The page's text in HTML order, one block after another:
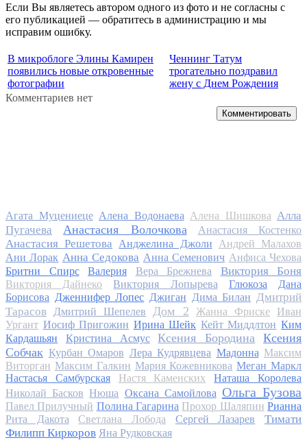
Если Вы являетесь автором одного из фото и не согласны с
его публикацией — обратитесь в администрацию и мы
исправим ошибку.
В микроблоге Элины Камирен
появились новые откровенные
фотографии
Ченнинг Татум
трогательно поздравил
жену с Днем Рождения
Комментариев нет
Комментировать
Агата Муцениеце Алена Водонаева Алена Шишкова Алла
Пугачева
Анастасия Волочкова Анастасия Костенко
Анастасия Решетова Анджелина Джоли
Андрей Малахов
Ани Лорак Анна Седокова Анна Семенович Анфиса Чехова
Бритни Спирс
Валерия Вера Брежнева Виктория Боня
Виктория Дайнеко Виктория Лопырева Глюкоза
Дана
Борисова Дженнифер Лопес Джиган Дима Билан Дмитрий
Тарасов
Дмитрий Шепелев Дом 2 Жанна Фриске
Иван
Ургант Иосиф Пригожин Ирина Шейк Кейт Миддлтон Ким
Кардашьян
Кристина Асмус Ксения Бородина
Ксения
Собчак Курбан Омаров Лера Кудрявцева Мадонна Максим
Виторган Максим Галкин Мария Кожевникова Меган Маркл
Настасья Самбурская
Настя Каменских
Наташа Королева
Николай Басков Нюша Оксана Самойлова Ольга Бузова
Павел Прилучный Полина Гагарина Прохор Шаляпин Рианна
Рита Дакота
Светлана Лобода Сергей Лазарев
Тимати
Филипп Киркоров Яна Рудковская